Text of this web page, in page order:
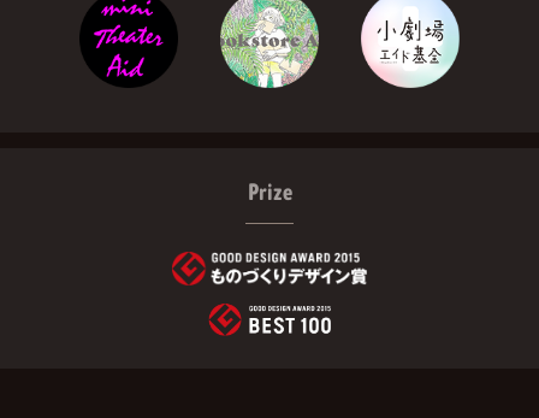
Prize